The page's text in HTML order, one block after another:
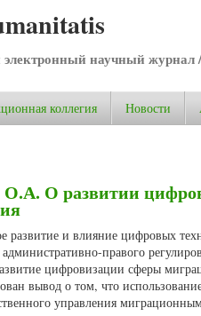
научный журнал
коллегия Новости
О.А. О развитии
развитие и влияние цифровых
административно-правого
цифровизации сферы
вывод о том, что
управления